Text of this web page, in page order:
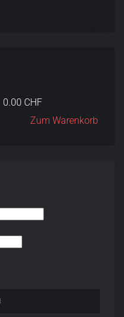
0.00 CHF
Zum Warenkorb